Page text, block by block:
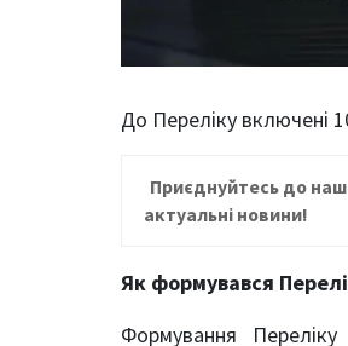
До Переліку включені
Приєднуйтесь до
актуальні новини!
Як формувався
Формування